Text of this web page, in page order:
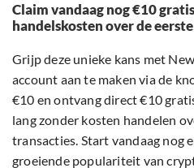
Claim vandaag nog €10
handelskosten over de
Grijp deze unieke kans met
account aan te maken via de
€10 en ontvang direct €10
lang zonder kosten handelen
transacties. Start vandaag nog
groeiende populariteit van